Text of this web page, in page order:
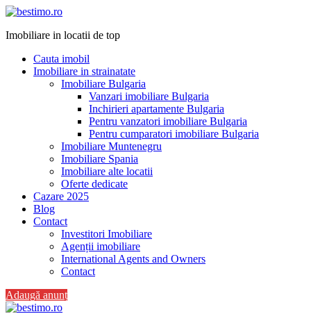
Imobiliare in locatii de top
Cauta imobil
Imobiliare in strainatate
Imobiliare Bulgaria
Vanzari imobiliare Bulgaria
Inchirieri apartamente Bulgaria
Pentru vanzatori imobiliare Bulgaria
Pentru cumparatori imobiliare Bulgaria
Imobiliare Muntenegru
Imobiliare Spania
Imobiliare alte locatii
Oferte dedicate
Cazare 2025
Blog
Contact
Investitori Imobiliare
Agenții imobiliare
International Agents and Owners
Contact
Adaugă anunț